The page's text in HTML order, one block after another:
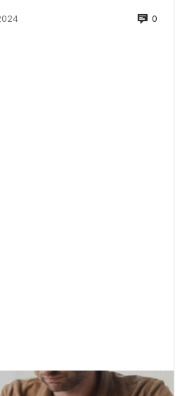
0